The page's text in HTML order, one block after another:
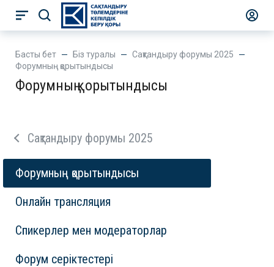
Басты бет Біз туралы
Сақтандыру форумы 2025
Форумның қорытындысы
Форумның қорытындысы
Сақтандыру форумы 2025
Форумның қорытындысы
Онлайн трансляция
Спикерлер мен модераторлар
Форум серіктестері